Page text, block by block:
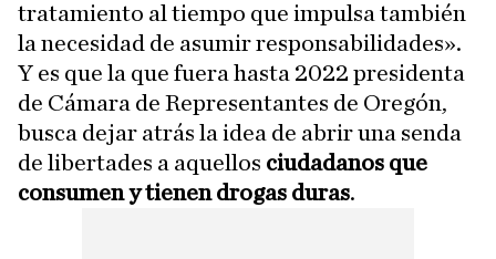
tratamiento al tiempo que impulsa también
la necesidad de asumir responsabilidades».
Y es que la que fuera hasta 2022 presidenta
de Cámara de Representantes de Oregón,
busca dejar atrás la idea de abrir una senda
de libertades a aquellos ciudadanos que
consumen y tienen drogas duras.